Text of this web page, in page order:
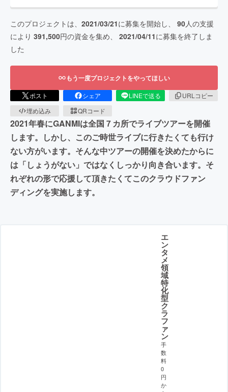
このプロジェクトは、 2021/03/21に募集を開始し、 90人の支援
により 391,500円の資金を集め、 2021/04/11に募集を終了しま
した
もう一度プロジェクトをやってほしい
ポスト シェア LINEで送る
URLコピー
埋め込み
QRコード
2021年春にGANMIは全国７カ所でライブツアーを開催
します。しかし、このご時世ライブに行きたくても行け
ない方がいます。そんな中ツアーの開催を決めたからに
は「しょうがない」ではなくしっかり向き合います。そ
れぞれの形で応援して頂きたくてこのクラウドファン
ディングを実施します。
エ
ン
タ
メ
領
域
特
化
型
ク
ラ
フ
ァ
ン
手
数
料
0
円
か